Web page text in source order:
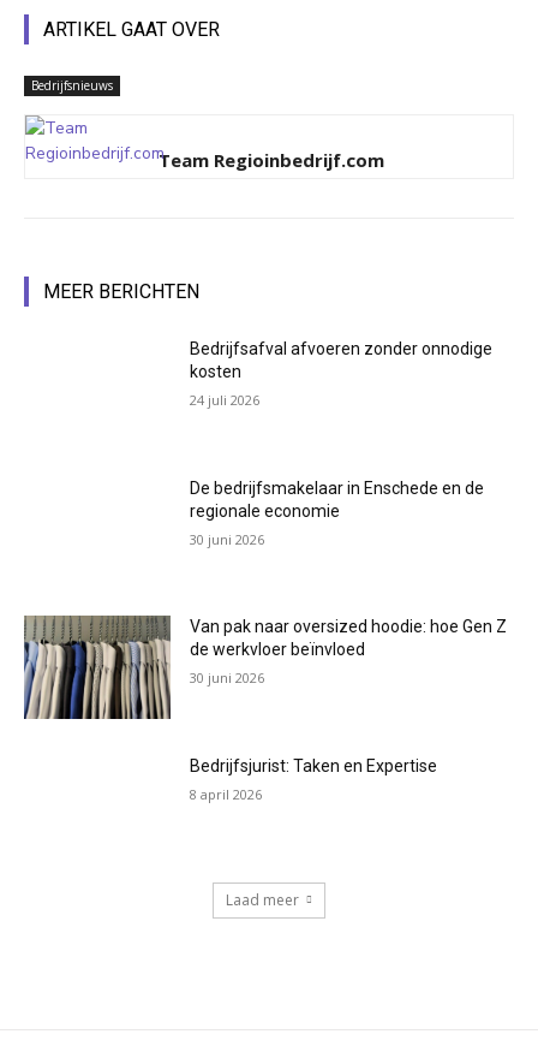
ARTIKEL GAAT OVER
Bedrijfsnieuws
Team Regioinbedrijf.com
MEER BERICHTEN
Bedrijfsafval afvoeren zonder onnodige
kosten
24 juli 2026
De bedrijfsmakelaar in Enschede en de
regionale economie
30 juni 2026
Van pak naar oversized hoodie: hoe Gen Z
de werkvloer beïnvloed
30 juni 2026
Bedrijfsjurist: Taken en Expertise
8 april 2026
Laad meer